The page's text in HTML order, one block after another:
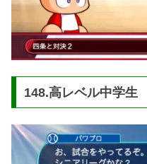
148.高レベル中学生